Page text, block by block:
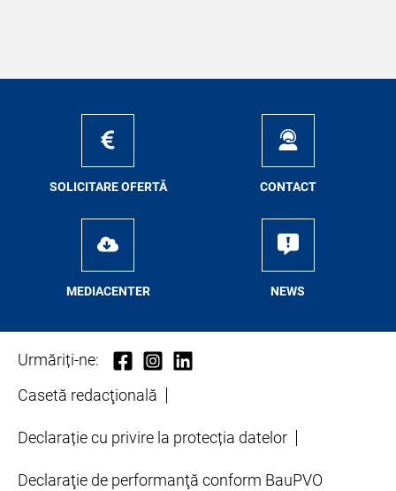
SO­LI­CI­TA­RE OFER­TĂ CON­TA­CT
ME­D­IA­CEN­TER NEWS
Urmăriți-ne:
Casetă redacţională
Declarație cu privire la protecția datelor
Declaraţie de performanţă conform BauPVO